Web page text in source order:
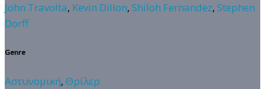
John Travolta, Kevin Dillon, Shiloh Fernandez, Stephen
Dorff
Genre
Αστυνομική, Θρίλερ